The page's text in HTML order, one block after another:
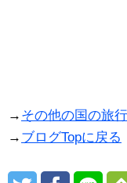
→ その他の国の旅
→ ブログTopに戻る